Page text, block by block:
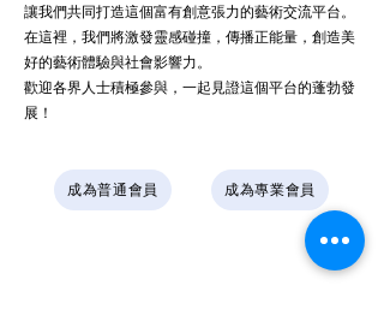
讓我們共同打造這個富有創意張力的藝術交流平台。
在這裡，我們將激發靈感碰撞，傳播正能量，創造美
好的藝術體驗與社會影響力。
歡迎各界人士積極參與，一起見證這個平台的蓬勃發
展！
成為普通會員 成為專業會員